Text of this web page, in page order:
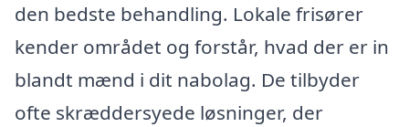
den bedste behandling. Lokale frisører
kender området og forstår, hvad der er in
blandt mænd i dit nabolag. De tilbyder
ofte skræddersyede løsninger, der